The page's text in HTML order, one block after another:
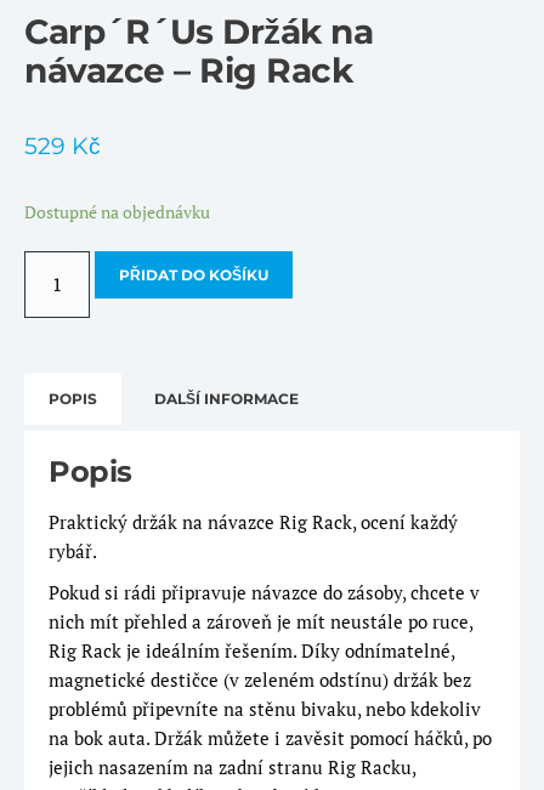
Carp´R´Us Držák na
návazce – Rig Rack
529 Kč
Dostupné na objednávku
´Us
návazce
množství
PŘIDAT DO KOŠÍKU
POPIS DALŠÍ INFORMACE
Popis
Praktický držák na návazce Rig Rack, ocení každý
rybář.
Pokud si rádi připravuje návazce do zásoby, chcete v
nich mít přehled a zároveň je mít neustále po ruce,
Rig Rack je ideálním řešením. Díky odnímatelné,
magnetické destičce (v zeleném odstínu) držák bez
problémů připevníte na stěnu bivaku, nebo kdekoliv
na bok auta. Držák můžete i zavěsit pomocí háčků, po
jejich nasazením na zadní stranu Rig Racku,